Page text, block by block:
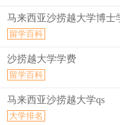
马来西亚沙捞越大学博士
留学百科
沙捞越大学学费
留学百科
马来西亚沙捞越大学qs
大学排名